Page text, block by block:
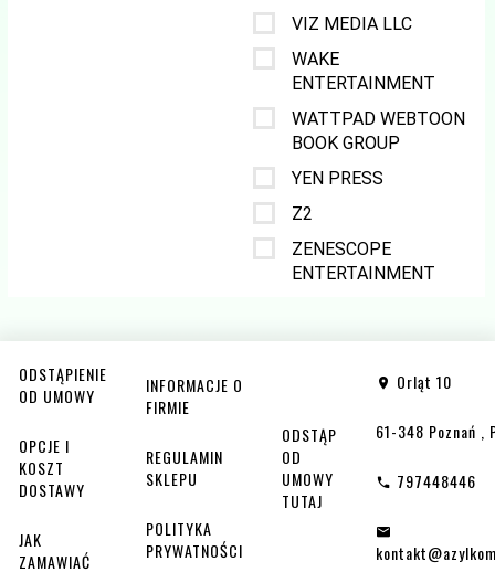
VIZ MEDIA LLC
WAKE
ENTERTAINMENT
WATTPAD WEBTOON
BOOK GROUP
YEN PRESS
Z2
ZENESCOPE
ENTERTAINMENT
ODSTĄPIENIE
OD UMOWY
OPCJE I
KOSZT
DOSTAWY
JAK
ZAMAWIAĆ
INFORMACJE O
FIRMIE
REGULAMIN
SKLEPU
POLITYKA
PRYWATNOŚCI
ODSTĄP
OD
UMOWY
TUTAJ
Orląt 10
61-348 Poznań ,
797448446